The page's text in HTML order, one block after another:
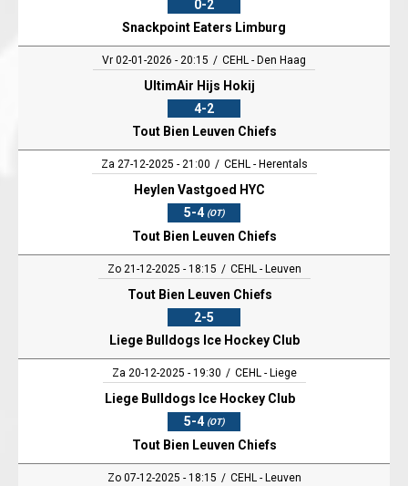
0-2
Snackpoint Eaters Limburg
Vr 02-01-2026 - 20:15 CEHL - Den Haag
UltimAir Hijs Hokij
4-2
Tout Bien Leuven Chiefs
Za 27-12-2025 - 21:00 CEHL - Herentals
Heylen Vastgoed HYC
5-4 (OT)
Tout Bien Leuven Chiefs
Zo 21-12-2025 - 18:15 CEHL - Leuven
Tout Bien Leuven Chiefs
2-5
Liege Bulldogs Ice Hockey Club
Za 20-12-2025 - 19:30 CEHL - Liege
Liege Bulldogs Ice Hockey Club
5-4 (OT)
Tout Bien Leuven Chiefs
Zo 07-12-2025 - 18:15 CEHL - Leuven